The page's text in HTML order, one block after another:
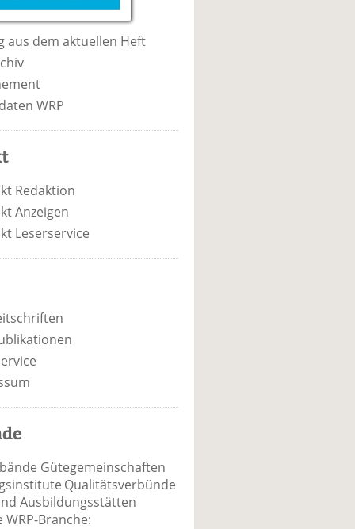
aus dem aktuellen Heft
WRP
Redaktion
Anzeigen
Leserservice
Gütegemeinschaften
Qualitätsverbünde
Ausbildungsstätten
Branche: